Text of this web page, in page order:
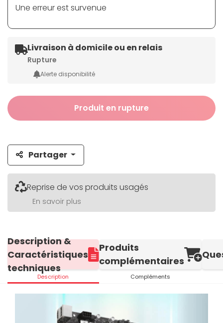
Une erreur est survenue
Livraison à domicile ou en relais
Rupture
Alerte disponibilité
Produit en rupture
Partager
Reprise de vos produits usagés
En savoir plus
Description &
Caractéristiques
techniques
Description
Produits
complémentaires
Compléments